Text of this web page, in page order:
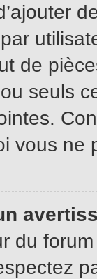
de
seuls
vous ne
du